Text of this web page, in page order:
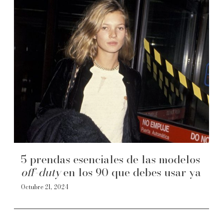
5 prendas esenciales de las modelos
off-dutyen los 90 que debes usar ya
Octubre 21, 2024